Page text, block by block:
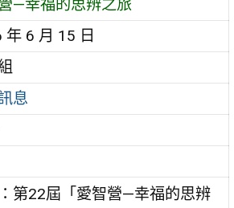
—幸福的思辨之旅
年 6 月 15 日
息
第22屆「愛智營—幸福的思辨